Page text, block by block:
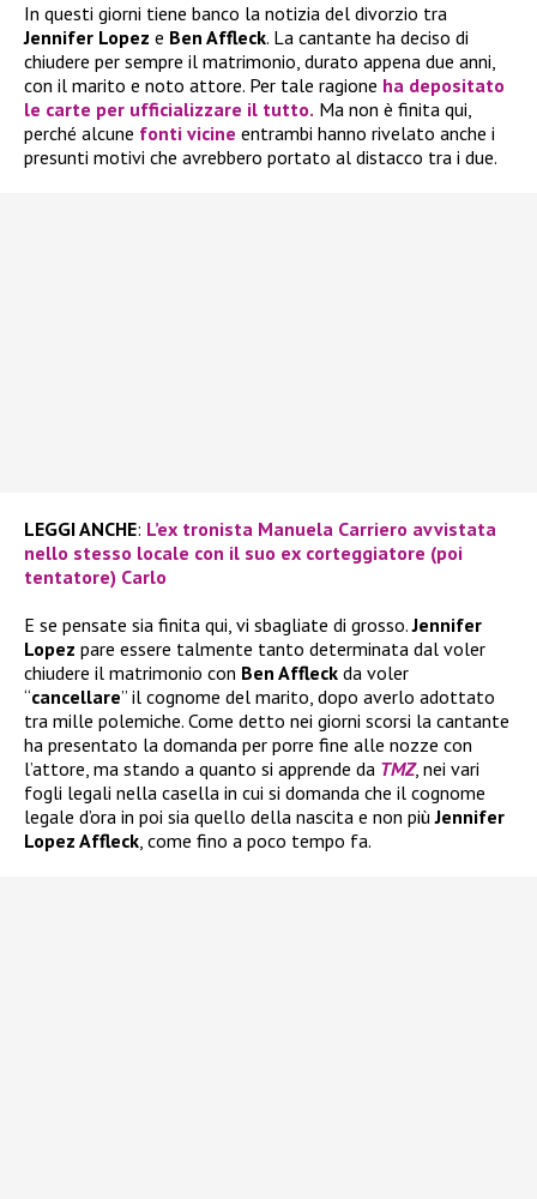
In questi giorni tiene banco la notizia del divorzio tra
Jennifer Lopez e Ben Affleck. La cantante ha deciso di
chiudere per sempre il matrimonio, durato appena due anni,
con il marito e noto attore. Per tale ragione ha depositato
le carte per ufficializzare il tutto. Ma non è finita qui,
perché alcune fonti vicine entrambi hanno rivelato anche i
presunti motivi che avrebbero portato al distacco tra i due.
LEGGI ANCHE: L’ex tronista Manuela Carriero avvistata
nello stesso locale con il suo ex corteggiatore (poi
tentatore) Carlo
E se pensate sia finita qui, vi sbagliate di grosso.Jennifer
Lopez pare essere talmente tanto determinata dal voler
chiudere il matrimonio con Ben Affleck da voler
“cancellare” il cognome del marito, dopo averlo adottato
tra mille polemiche. Come detto nei giorni scorsi la cantante
ha presentato la domanda per porre fine alle nozze con
l’attore, ma stando a quanto si apprende da TMZ, nei vari
fogli legali nella casella in cui si domanda che il cognome
legale d’ora in poi sia quello della nascita e non piùJennifer
Lopez Affleck, come fino a poco tempo fa.